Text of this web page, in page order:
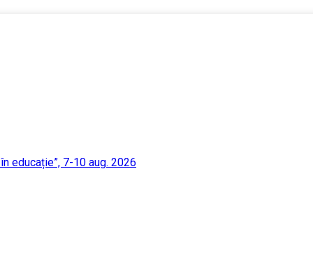
educație”, 7-10 aug. 2026